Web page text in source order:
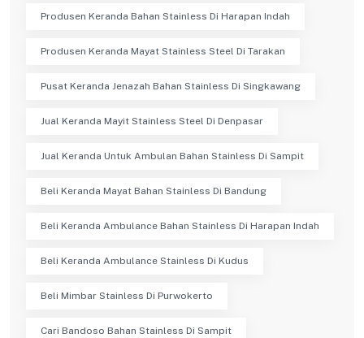
Produsen Keranda Bahan Stainless Di Harapan Indah
Produsen Keranda Mayat Stainless Steel Di Tarakan
Pusat Keranda Jenazah Bahan Stainless Di Singkawang
Jual Keranda Mayit Stainless Steel Di Denpasar
Jual Keranda Untuk Ambulan Bahan Stainless Di Sampit
Beli Keranda Mayat Bahan Stainless Di Bandung
Beli Keranda Ambulance Bahan Stainless Di Harapan Indah
Beli Keranda Ambulance Stainless Di Kudus
Beli Mimbar Stainless Di Purwokerto
Cari Bandoso Bahan Stainless Di Sampit